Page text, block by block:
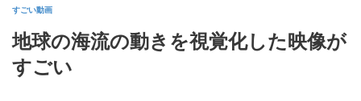
すごい動画
地球の海流の動きを視覚化した映像が
すごい